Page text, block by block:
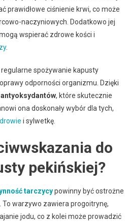
prawidłowe ciśnienie krwi, co może
naczyniowych. Dodatkowo jej
wspierać zdrowe kości i
.
spożywanie kapusty
odporności organizmu. Dzięki
antyoksydantów, które skutecznie
ona doskonały wybór dla tych,
i sylwetkę.
do
pekińskiej?
tarczycypowinny być ostrożne
. To warzywo zawiera progoitrynę,
jodu, co z kolei może prowadzić